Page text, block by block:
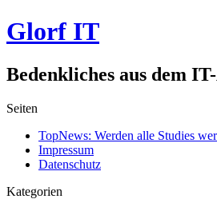
Glorf IT
Bedenkliches aus dem
Seiten
TopNews: Werden alle Studies
Impressum
Datenschutz
Kategorien